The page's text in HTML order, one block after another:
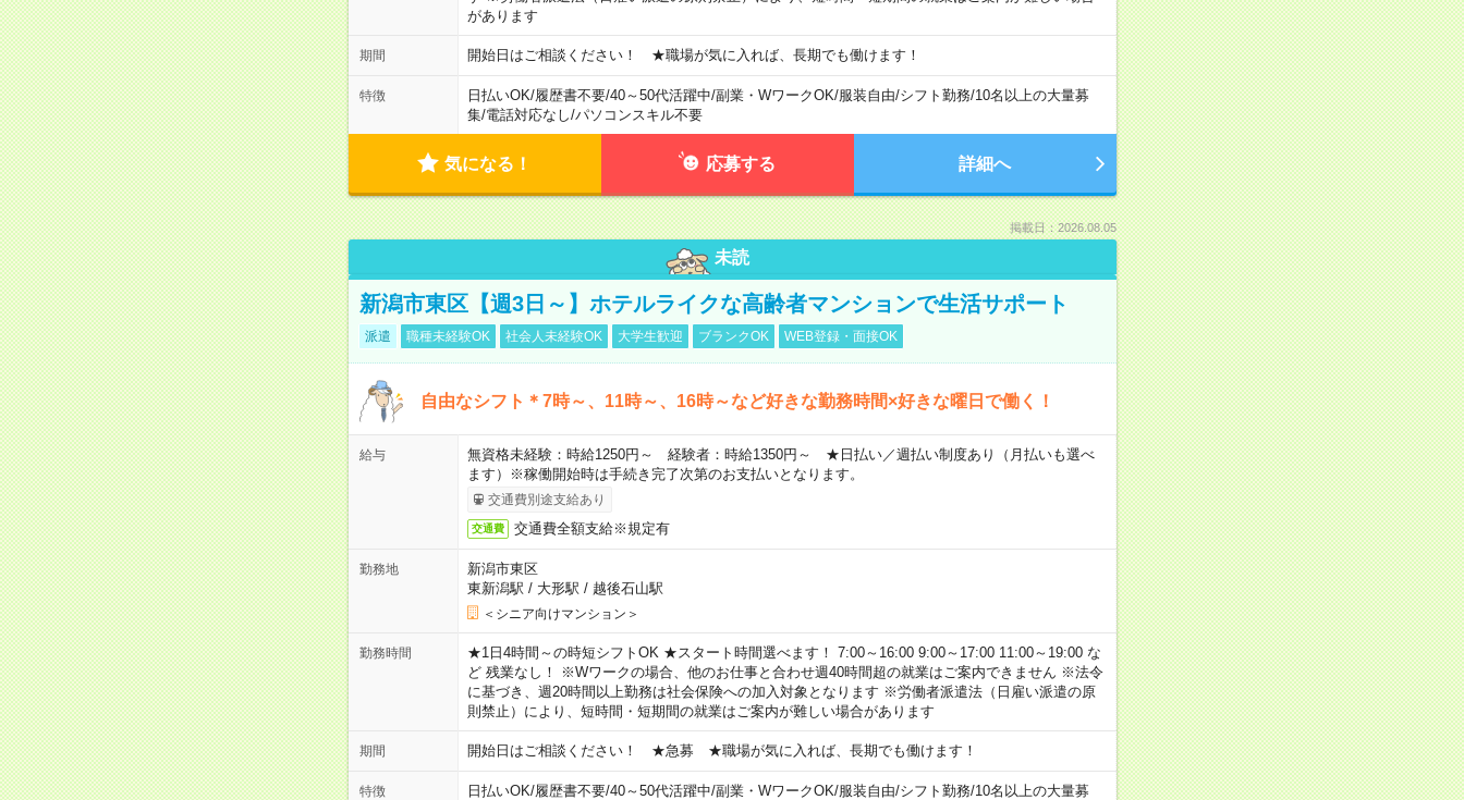
があります
期間 開始日はご相談ください！ ★職場が気に入れば、長期でも働けます！
特徴 日払いOK/履歴書不要/40～50代活躍中/副業・WワークOK/服装自由/シフト勤務/10名以上の大量募
集/電話対応なし/パソコンスキル不要
気になる！ 応募する 詳細へ
掲載日：2026.08.05
未読
新潟市東区【週3日～】ホテルライクな高齢者マンションで生活サポート
派遣 職種未経験OK 社会人未経験OK 大学生歓迎 ブランクOK WEB登録・面接OK
自由なシフト＊7時～、11時～、16時～など好きな勤務時間×好きな曜日で働く！
給与
無資格未経験：時給1250円～ 経験者：時給1350円～ ★日払い／週払い制度あり（月払いも選べ
ます）※稼働開始時は手続き完了次第のお支払いとなります。
交通費別途支給あり
交通費 交通費全額支給※規定有
勤務地
新潟市東区
東新潟駅 / 大形駅 / 越後石山駅
＜シニア向けマンション＞
勤務時間
★1日4時間～の時短シフトOK ★スタート時間選べます！ 7:00～16:00 9:00～17:00 11:00～19:00 な
ど 残業なし！ ※Wワークの場合、他のお仕事と合わせ週40時間超の就業はご案内できません ※法令
に基づき、週20時間以上勤務は社会保険への加入対象となります ※労働者派遣法（日雇い派遣の原
則禁止）により、短時間・短期間の就業はご案内が難しい場合があります
期間 開始日はご相談ください！ ★急募 ★職場が気に入れば、長期でも働けます！
特徴 日払いOK/履歴書不要/40～50代活躍中/副業・WワークOK/服装自由/シフト勤務/10名以上の大量募